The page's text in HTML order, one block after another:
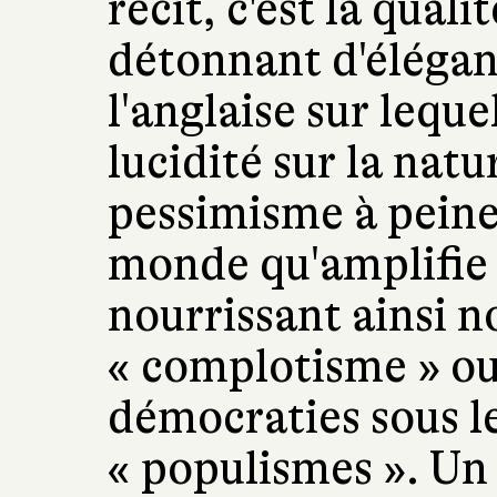
détonnant
l'anglaise sur
lucidité sur la
pessimisme à
monde
nourrissant ainsi
« complotisme »
démocraties sous
« populismes ».